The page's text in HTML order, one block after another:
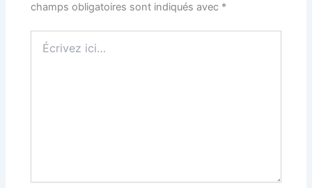
champs obligatoires sont indiqués avec *
ici…